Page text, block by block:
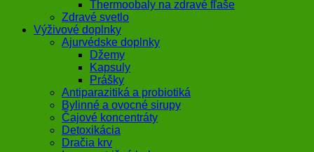
Thermoobaly na zdravé fľaše
Zdravé svetlo
Výživové doplnky
Ajurvédske doplnky
Džemy
Kapsuly
Prášky
Antiparazitiká a probiotiká
Bylinné a ovocné sirupy
Čajové koncentráty
Detoxikácia
Dračia krv